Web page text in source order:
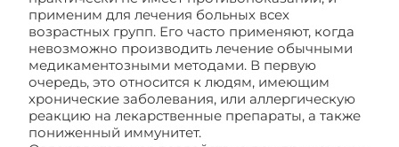
применим для лечения больных всех
возрастных групп. Его часто применяют, когда
невозможно производить лечение обычными
медикаментозными методами. В первую
очередь, это относится к людям, имеющим
хронические заболевания, или аллергическую
реакцию на лекарственные препараты, а также
пониженный иммунитет.